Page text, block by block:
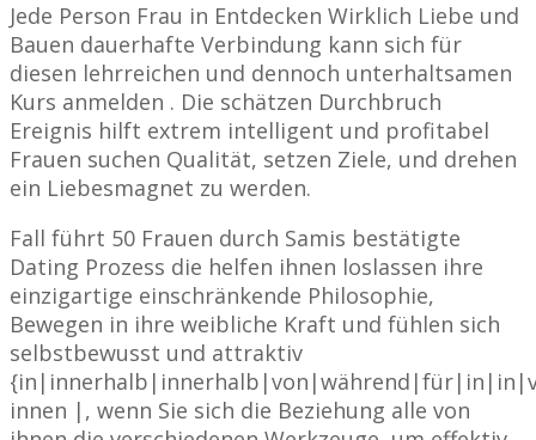
Jede Person Frau in Entdecken Wirklich Liebe und
Bauen dauerhafte Verbindung kann sich für
diesen lehrreichen und dennoch unterhaltsamen
Kurs anmelden . Die schätzen Durchbruch
Ereignis hilft extrem intelligent und profitabel
Frauen suchen Qualität, setzen Ziele, und drehen
ein Liebesmagnet zu werden.
Fall führt 50 Frauen durch Samis bestätigte
Dating Prozess die helfen ihnen loslassen ihre
einzigartige einschränkende Philosophie,
Bewegen in ihre weibliche Kraft und fühlen sich
selbstbewusst und attraktiv
innen |, wenn Sie sich die Beziehung alle von